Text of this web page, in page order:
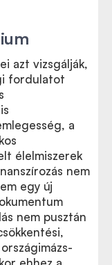
azt vizsgálják,
fordulatot
a
élelmiszerek
nem
egy új
nem pusztán